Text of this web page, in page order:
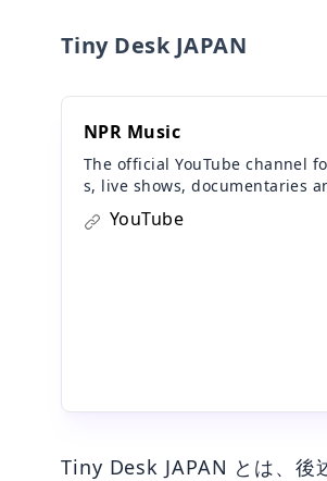
Tiny Desk JAPAN
NPR Music
The official YouTube channel
s, live shows, documentaries
YouTube
Tiny Desk JAPAN とは、